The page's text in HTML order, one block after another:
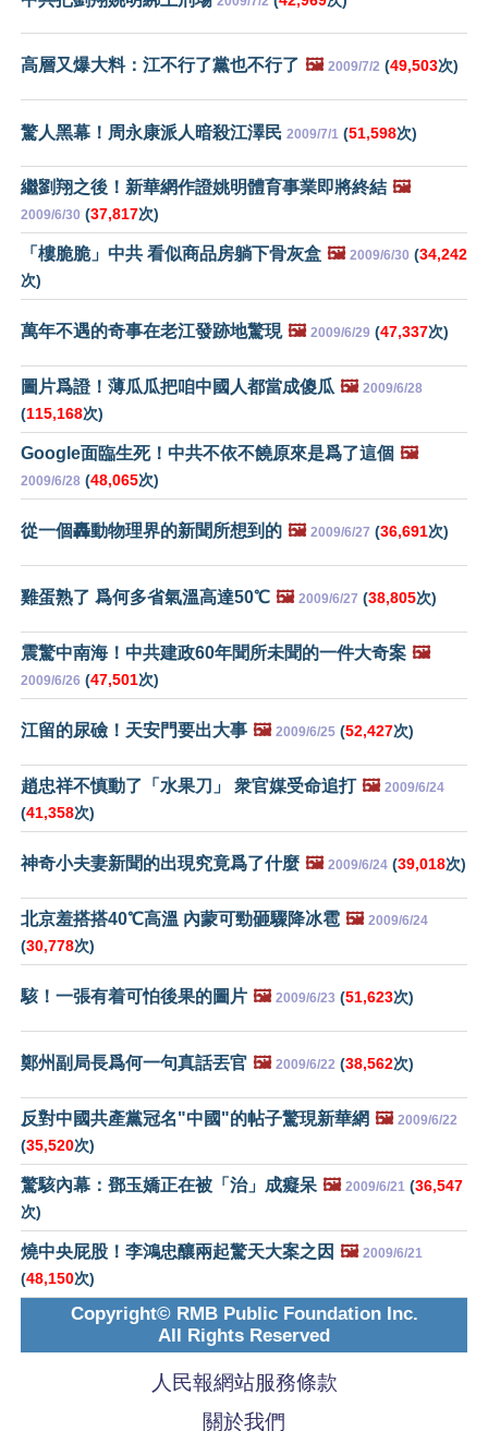
高層又爆大料：江不行了黨也不行了 🖼️ 2009/7/2 (49,503次)
驚人黑幕！周永康派人暗殺江澤民 2009/7/1 (51,598次)
繼劉翔之後！新華網作證姚明體育事業即將終結 🖼️
2009/6/30 (37,817次)
「樓脆脆」中共 看似商品房躺下骨灰盒 🖼️ 2009/6/30 (34,242
次)
萬年不遇的奇事在老江發跡地驚現 🖼️ 2009/6/29 (47,337次)
圖片爲證！薄瓜瓜把咱中國人都當成傻瓜 🖼️ 2009/6/28
(115,168次)
Google面臨生死！中共不依不饒原來是爲了這個 🖼️
2009/6/28 (48,065次)
從一個轟動物理界的新聞所想到的 🖼️ 2009/6/27 (36,691次)
雞蛋熟了 爲何多省氣溫高達50℃ 🖼️ 2009/6/27 (38,805次)
震驚中南海！中共建政60年聞所未聞的一件大奇案 🖼️
2009/6/26 (47,501次)
江留的尿礆！天安門要出大事 🖼️ 2009/6/25 (52,427次)
趙忠祥不慎動了「水果刀」 衆官媒受命追打 🖼️ 2009/6/24
(41,358次)
神奇小夫妻新聞的出現究竟爲了什麼 🖼️ 2009/6/24 (39,018次)
北京羞搭搭40℃高溫 內蒙可勁砸驟降冰雹 🖼️ 2009/6/24
(30,778次)
駭！一張有着可怕後果的圖片 🖼️ 2009/6/23 (51,623次)
鄭州副局長爲何一句真話丟官 🖼️ 2009/6/22 (38,562次)
反對中國共產黨冠名"中國"的帖子驚現新華網 🖼️ 2009/6/22
(35,520次)
驚駭內幕：鄧玉嬌正在被「治」成癡呆 🖼️ 2009/6/21 (36,547
次)
燒中央屁股！李鴻忠釀兩起驚天大案之因 🖼️ 2009/6/21
(48,150次)
Copyright© RMB Public Foundation Inc.
All Rights Reserved
人民報網站服務條款
關於我們